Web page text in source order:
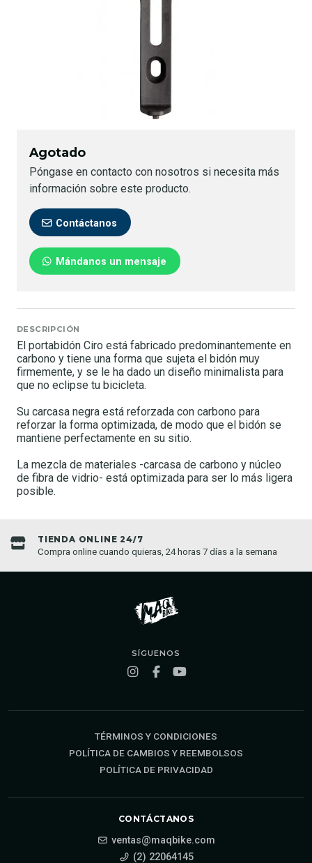
Agotado
Póngase en contacto con nosotros si necesita más
información sobre este producto.
Contáctanos
Mándanos un mensaje
DESCRIPCIÓN
El portabidón Ciro está fabricado predominantemente en
carbono y tiene una forma que sujeta el bidón muy
firmemente, y se le ha dado un diseño minimalista para
que no eclipse tu bicicleta.
Su carcasa negra está reforzada con carbono para
reforzar la forma optimizada, de modo que el bidón se
mantiene perfectamente en su sitio.
La mezcla de materiales -carcasa de carbono y núcleo
de fibra de vidrio- está optimizada para ser lo más ligera
posible.
TIENDA ONLINE 24/7
Compra online cuando quieras, 24 horas 7 días a la semana
SÍGUENOS
TÉRMINOS Y CONDICIONES
POLÍTICA DE CAMBIOS Y REEMBOLSOS
POLÍTICA DE PRIVACIDAD
CONTÁCTANOS
ventas@maqbike.com
(2) 22064145